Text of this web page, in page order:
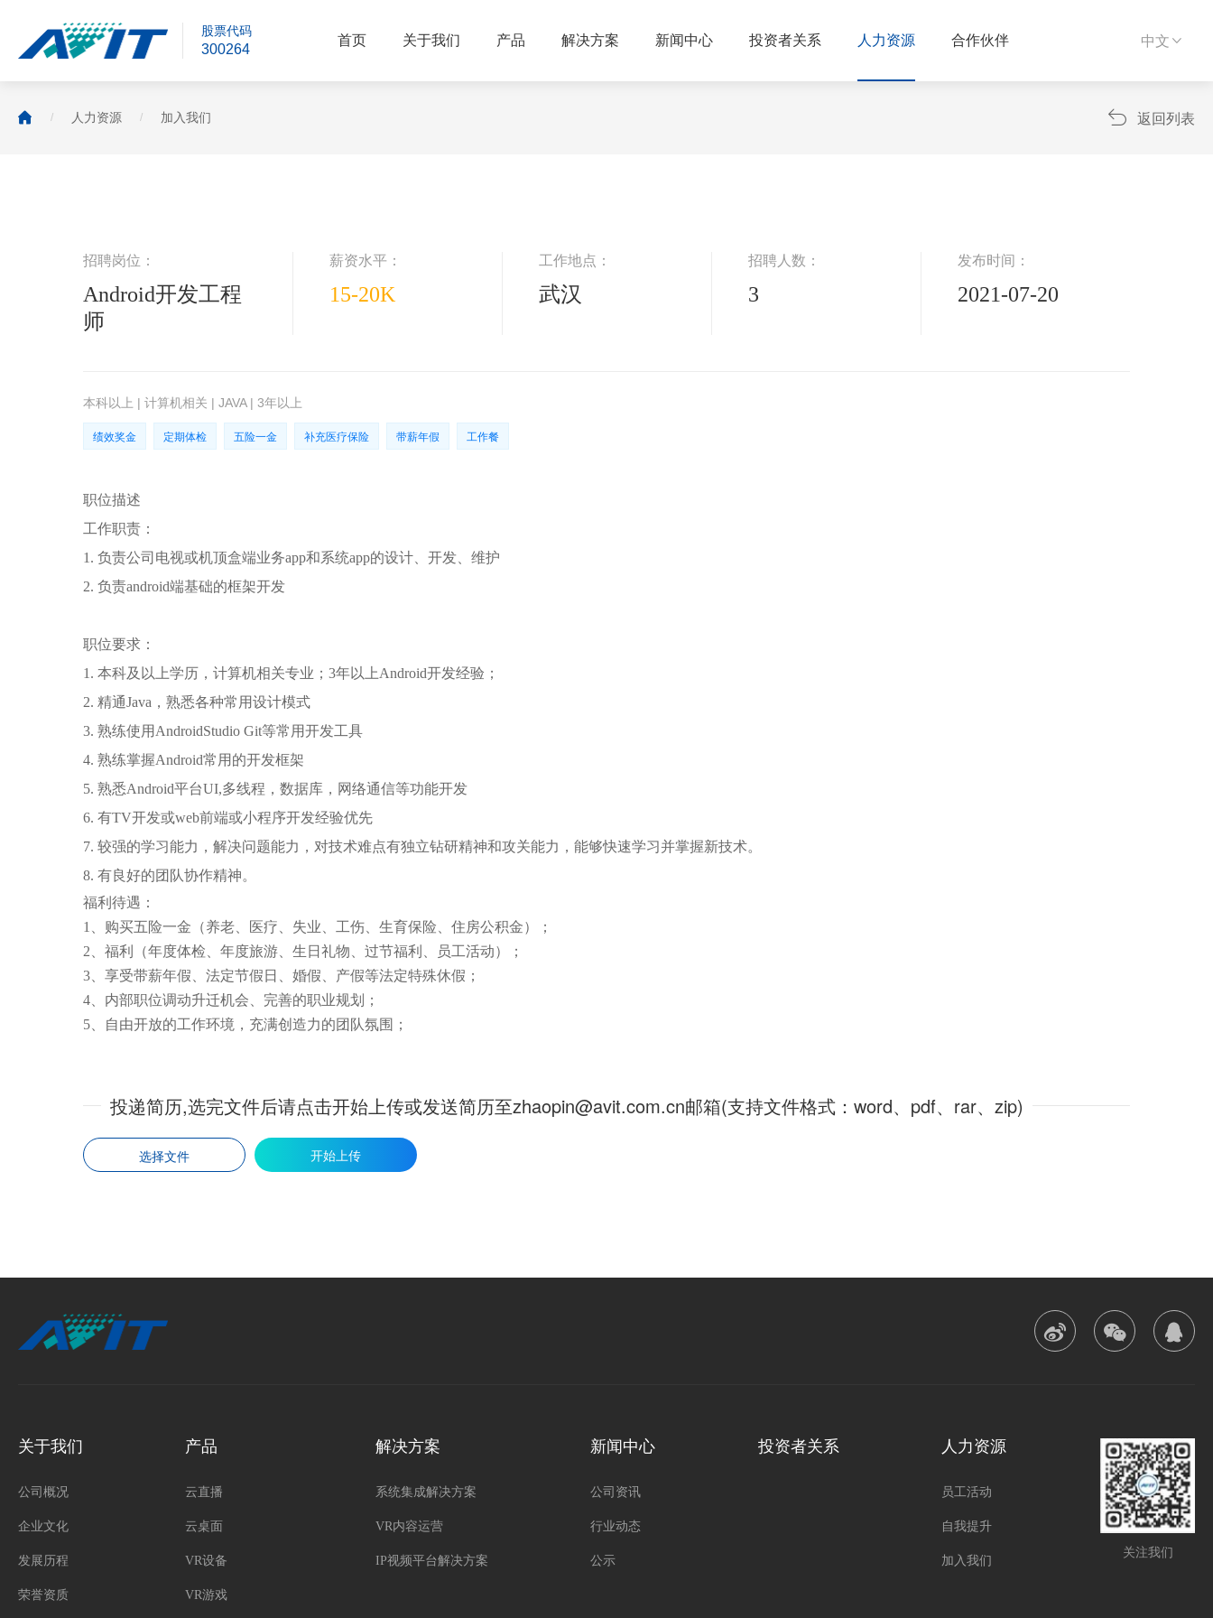
股票代码
300264 中文 
首页 关于我们 产品 解决方案 新闻中心 投资者关系 人力资源 合作伙伴
 / 人力资源 / 加入我们  返回列表
招聘岗位：
Android开发工程
师
薪资水平：
15-20K
工作地点：
武汉
招聘人数：
3
发布时间：
2021-07-20
本科以上 | 计算机相关 | JAVA | 3年以上
绩效奖金 定期体检 五险一金 补充医疗保险 带薪年假 工作餐
职位描述
工作职责：
1. 负责公司电视或机顶盒端业务app和系统app的设计、开发、维护
2. 负责android端基础的框架开发
职位要求：
1. 本科及以上学历，计算机相关专业；3年以上Android开发经验；
2. 精通Java，熟悉各种常用设计模式
3. 熟练使用AndroidStudio Git等常用开发工具
4. 熟练掌握Android常用的开发框架
5. 熟悉Android平台UI,多线程，数据库，网络通信等功能开发
6. 有TV开发或web前端或小程序开发经验优先
7. 较强的学习能力，解决问题能力，对技术难点有独立钻研精神和攻关能力，能够快速学习并掌握新技术。
8. 有良好的团队协作精神。
福利待遇：
1、购买五险一金（养老、医疗、失业、工伤、生育保险、住房公积金）；
2、福利（年度体检、年度旅游、生日礼物、过节福利、员工活动）；
3、享受带薪年假、法定节假日、婚假、产假等法定特殊休假；
4、内部职位调动升迁机会、完善的职业规划；
5、自由开放的工作环境，充满创造力的团队氛围；
投递简历,选完文件后请点击开始上传或发送简历至zhaopin@avit.com.cn邮箱(支持文件格式：word、pdf、rar、zip)
选择文件 开始上传
  
关于我们
公司概况
企业文化
发展历程
荣誉资质
产品
云直播
云桌面
VR设备
VR游戏
解决方案
系统集成解决方案
VR内容运营
IP视频平台解决方案
新闻中心
公司资讯
行业动态
公示
投资者关系 人力资源
员工活动
自我提升
加入我们
关注我们